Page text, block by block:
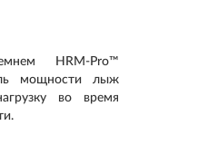
HRM-Pro™
мощности лыж
во время